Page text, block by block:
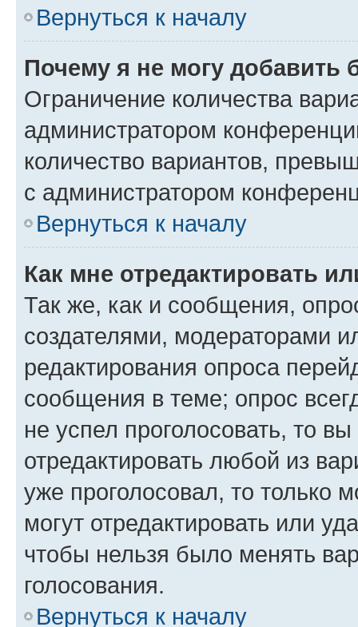
Вернуться к началу
Почему я не могу добавить
Ограничение количества
администратором
количество вариантов,
с администратором
Вернуться к началу
Как мне отредактировать
Так же, как и сообщения,
создателями, модераторами
редактирования опроса
сообщения в теме; опрос
не успел проголосовать, то
отредактировать любой из
уже проголосовал, то только
могут отредактировать или
чтобы нельзя было менять
голосования.
Вернуться к началу